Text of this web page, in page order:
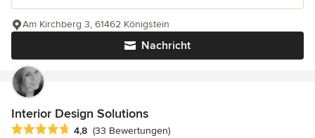
Nachricht
Am Kirchberg 3, 61462 Königstein
Interior Design Solutions
Durchschnittliche Bewertung: 4.8 von 5 Sternen
4,8 (33 Bewertungen)